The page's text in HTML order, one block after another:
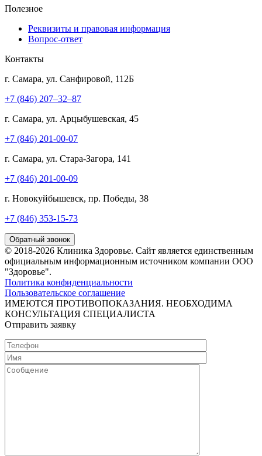
Полезное
Реквизиты и правовая информация
Вопрос-ответ
Контакты
г. Самара, ул. Санфировой, 112Б
+7 (846) 207‒32‒87
г. Самара, ул. Арцыбушевская, 45
+7 (846) 201-00-07
г. Самара, ул. Стара-Загора, 141
+7 (846) 201-00-09
г. Новокуйбышевск, пр. Победы, 38
+7 (846) 353-15-73
Обратный звонок
© 2018-2026 Клиника Здоровье. Cайт является единственным
официальным информационным источником компании ООО
"Здоровье".
Политика конфиденциальности
Пользовательское соглашение
ИМЕЮТСЯ ПРОТИВОПОКАЗАНИЯ. НЕОБХОДИМА
КОНСУЛЬТАЦИЯ СПЕЦИАЛИСТА
Отправить заявку